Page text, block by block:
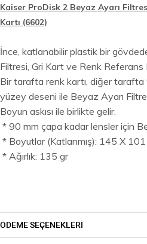
Kaiser ProDisk 2 Beyaz Ayarı
Kartı (6602)
İnce, katlanabilir plastik bir
Filtresi, Gri Kart ve Renk Referans
Bir tarafta renk kartı, diğer
yüzey deseni ile Beyaz Ayarı
Boyun askısı ile birlikte gelir.
* 90 mm çapa kadar lensler için
* Boyutlar (Katlanmış): 145 X
* Ağırlık: 135 gr
ÖDEME SEÇENEKLERİ